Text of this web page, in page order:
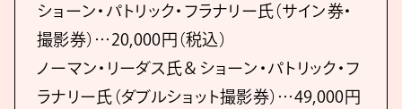
ショーン・パトリック・フラナリー氏（サイン券・
撮影券）…20,000円（税込）
ノーマン・リーダス氏＆ショーン・パトリック・フ
ラナリー氏（ダブルショット撮影券）…49,000円